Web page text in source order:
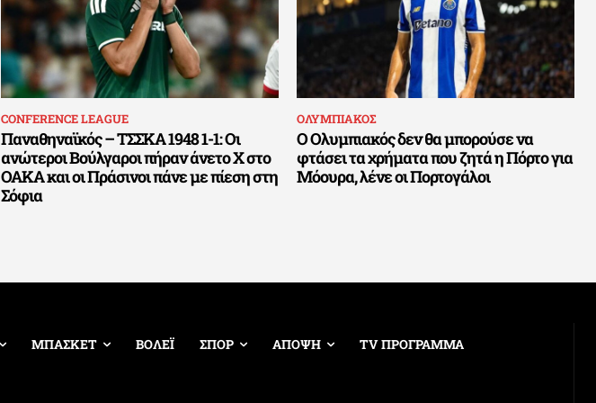
CONFERENCE LEAGUE
Παναθηναϊκός – ΤΣΣΚΑ 1948 1-1: Οι
ανώτεροι Βούλγαροι πήραν άνετο Χ στο
ΟΑΚΑ και οι Πράσινοι πάνε με πίεση στη
Σόφια
ΟΛΥΜΠΙΑΚΟΣ
Ο Ολυμπιακός δεν θα μπορούσε να
φτάσει τα χρήματα που ζητά η Πόρτο για
Μόουρα, λένε οι Πορτογάλοι
ΜΠΑΣΚΕΤ ΒΟΛΕΪ ΣΠΟΡ ΑΠΟΨΗ TV ΠΡΟΓΡΑΜΜΑ